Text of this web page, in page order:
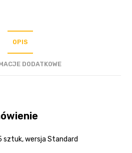
OPIS
DODATKOWE
sztuk, wersja Standard